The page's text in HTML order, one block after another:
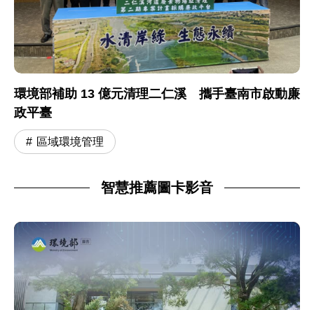
環境部補助 13 億元清理二仁溪 攜手臺南市啟動廉
政平臺
區域環境管理
智慧推薦圖卡影音